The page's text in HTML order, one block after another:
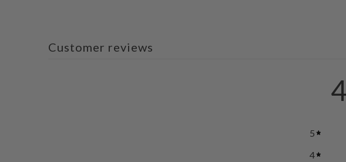
Customer reviews
5
4